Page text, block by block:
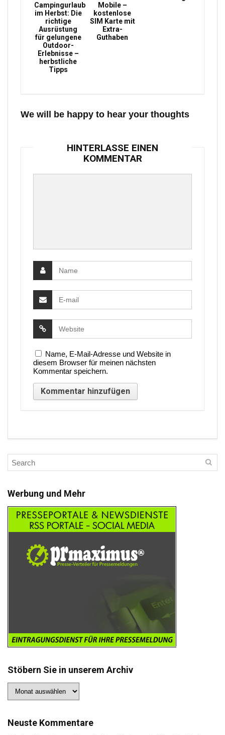
Campingurlaub
im Herbst: Die
richtige
Ausrüstung
für gelungene
Outdoor-
Erlebnisse –
herbstliche
Tipps
Mobile –
kostenlose
SIM Karte mit
Extra-
Guthaben
We will be happy to hear your thoughts
HINTERLASSE EINEN
KOMMENTAR
Name, E-Mail-Adresse und Website in
diesem Browser für meinen nächsten
Kommentar speichern.
Werbung und Mehr
Stöbern Sie in unserem Archiv
Sie
Archiv
Neuste Kommentare